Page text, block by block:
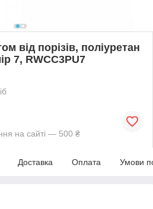
від порізів, поліуретан
7, RWCC3PU7
на сайті — 500 ₴
Доставка Оплата Умови